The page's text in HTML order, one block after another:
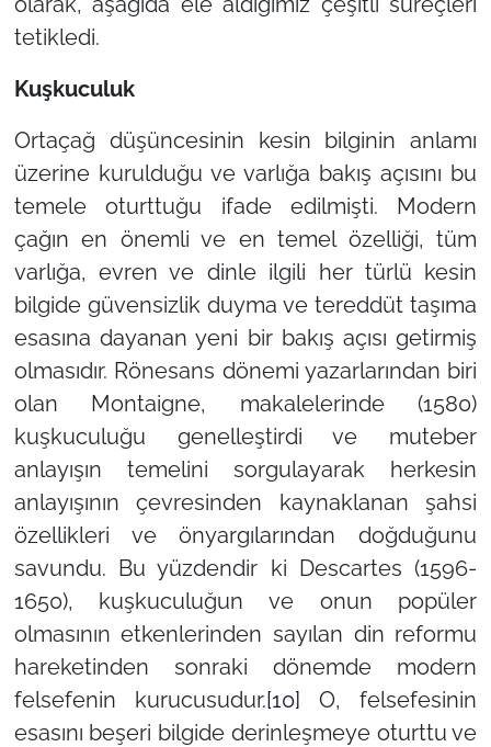
tetikledi.
Kuşkuculuk
Ortaçağ düşüncesinin kesin bilginin anlamı
üzerine kurulduğu ve varlığa bakış açısını bu
temele oturttuğu ifade edilmişti. Modern
çağın en önemli ve en temel özelliği, tüm
varlığa, evren ve dinle ilgili her türlü kesin
bilgide güvensizlik duyma ve tereddüt taşıma
esasına dayanan yeni bir bakış açısı getirmiş
olmasıdır. Rönesans dönemi yazarlarından biri
olan Montaigne, makalelerinde (1580)
kuşkuculuğu genelleştirdi ve muteber
anlayışın temelini sorgulayarak herkesin
anlayışının çevresinden kaynaklanan şahsi
özellikleri ve önyargılarından doğduğunu
savundu. Bu yüzdendir ki Descartes (1596-
1650), kuşkuculuğun ve onun popüler
olmasının etkenlerinden sayılan din reformu
hareketinden sonraki dönemde modern
felsefenin kurucusudur.[10] O, felsefesinin
esasını beşeri bilgide derinleşmeye oturttu ve